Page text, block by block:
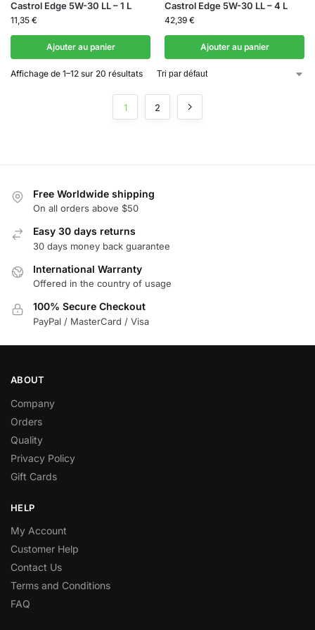
Castrol Edge 5W-30 LL – 1 L
11,35 €
Ajouter au panier
Castrol Edge 5W-30 LL – 4 L
42,39 €
Ajouter au panier
Affichage de 1–12 sur 20 résultats
1 2
Free Worldwide shipping
On all orders above $50
Easy 30 days returns
30 days money back guarantee
International Warranty
Offered in the country of usage
100% Secure Checkout
PayPal / MasterCard / Visa
ABOUT
Company
Orders
Quality
Privacy Policy
Gift Cards
HELP
My Account
Customer Help
Contact Us
Terms and Conditions
FAQ